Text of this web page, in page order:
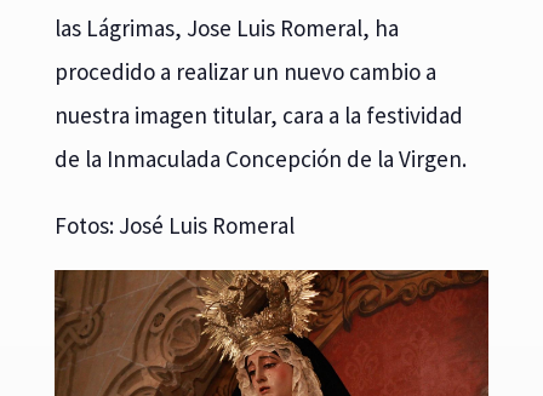
las Lágrimas, Jose Luis Romeral, ha
procedido a realizar un nuevo cambio a
nuestra imagen titular, cara a la festividad
de la Inmaculada Concepción de la Virgen.
Fotos: José Luis Romeral